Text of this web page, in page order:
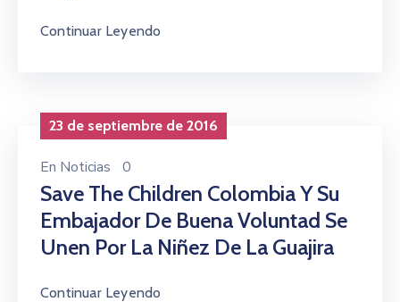
Continuar Leyendo
23 de septiembre de 2016
En Noticias 0
Save The Children Colombia Y Su
Embajador De Buena Voluntad Se
Unen Por La Niñez De La Guajira
Continuar Leyendo